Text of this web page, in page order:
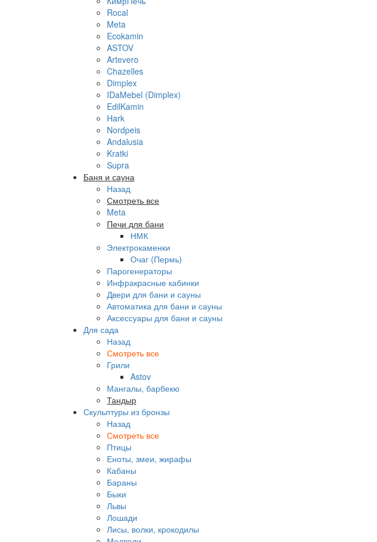
Rocal
Meta
Ecokamin
ASTOV
Artevero
Chazelles
Dimplex
IDaMebel (Dimplex)
EdilKamin
Hark
Nordpeis
Andalusia
Kratki
Supra
Баня и сауна
Назад
Смотреть все
Meta
Печи для бани
НМК
Электрокаменки
Очаг (Пермь)
Парогенераторы
Инфракрасные кабинки
Двери для бани и сауны
Автоматика для бани и сауны
Аксессуары для бани и сауны
Для сада
Назад
Смотреть все
Грили
Astov
Мангалы, барбекю
Тандыр
Скульптуры из бронзы
Назад
Смотреть все
Птицы
Еноты, змеи, жирафы
Кабаны
Бараны
Быки
Львы
Лошади
Лисы, волки, крокодилы